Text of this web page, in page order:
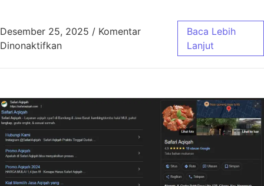
Desember 25, 2025 / Komentar
Dinonaktifkanpada Aqiqah Bandung Jasa Masak
Baca Lebih
Lanjut